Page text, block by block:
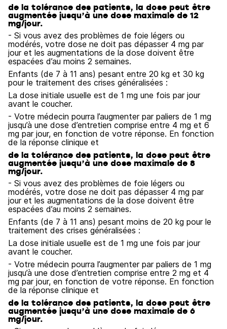
de la tolérance des patients, la dose peut être
augmentée jusqu’à une dose maximale de 12
mg/jour.
- Si vous avez des problèmes de foie légers ou
modérés, votre dose ne doit pas dépasser 4 mg par
jour et les augmentations de la dose doivent être
espacées d’au moins 2 semaines.
Enfants (de 7 à 11 ans) pesant entre 20 kg et 30 kg
pour le traitement des crises généralisées :
La dose initiale usuelle est de 1 mg une fois par jour
avant le coucher.
- Votre médecin pourra l’augmenter par paliers de 1 mg
jusqu’à une dose d’entretien comprise entre 4 mg et 6
mg par jour, en fonction de votre réponse. En fonction
de la réponse clinique et
de la tolérance des patients, la dose peut être
augmentée jusqu’à une dose maximale de 8
mg/jour.
- Si vous avez des problèmes de foie légers ou
modérés, votre dose ne doit pas dépasser 4 mg par
jour et les augmentations de la dose doivent être
espacées d’au moins 2 semaines.
Enfants (de 7 à 11 ans) pesant moins de 20 kg pour le
traitement des crises généralisées :
La dose initiale usuelle est de 1 mg une fois par jour
avant le coucher.
- Votre médecin pourra l’augmenter par paliers de 1 mg
jusqu’à une dose d’entretien comprise entre 2 mg et 4
mg par jour, en fonction de votre réponse. En fonction
de la réponse clinique et
de la tolérance des patients, la dose peut être
augmentée jusqu’à une dose maximale de 6
mg/jour.